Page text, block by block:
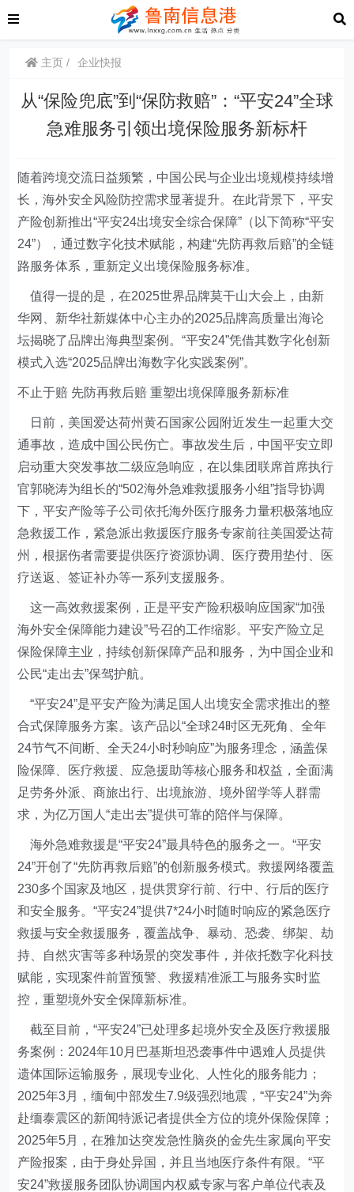
主页 企业快报
从“保险兜底”到“保防救赔”：“平安24”全球
急难服务引领出境保险服务新标杆
随着跨境交流日益频繁，中国公民与企业出境规模持续增
长，海外安全风险防控需求显著提升。在此背景下，平安
产险创新推出“平安24出境安全综合保障”（以下简称“平安
24”），通过数字化技术赋能，构建“先防再救后赔”的全链
路服务体系，重新定义出境保险服务标准。
值得一提的是，在2025世界品牌莫干山大会上，由新
华网、新华社新媒体中心主办的2025品牌高质量出海论
坛揭晓了品牌出海典型案例。“平安24”凭借其数字化创新
模式入选“2025品牌出海数字化实践案例”。
不止于赔 先防再救后赔 重塑出境保障服务新标准
日前，美国爱达荷州黄石国家公园附近发生一起重大交
通事故，造成中国公民伤亡。事故发生后，中国平安立即
启动重大突发事故二级应急响应，在以集团联席首席执行
官郭晓涛为组长的“502海外急难救援服务小组”指导协调
下，平安产险等子公司依托海外医疗服务力量积极落地应
急救援工作，紧急派出救援医疗服务专家前往美国爱达荷
州，根据伤者需要提供医疗资源协调、医疗费用垫付、医
疗送返、签证补办等一系列支援服务。
这一高效救援案例，正是平安产险积极响应国家“加强
海外安全保障能力建设”号召的工作缩影。平安产险立足
保险保障主业，持续创新保障产品和服务，为中国企业和
公民“走出去”保驾护航。
“平安24”是平安产险为满足国人出境安全需求推出的整
合式保障服务方案。该产品以“全球24时区无死角、全年
24节气不间断、全天24小时秒响应”为服务理念，涵盖保
险保障、医疗救援、应急援助等核心服务和权益，全面满
足劳务外派、商旅出行、出境旅游、境外留学等人群需
求，为亿万国人“走出去”提供可靠的陪伴与保障。
海外急难救援是“平安24”最具特色的服务之一。“平安
24”开创了“先防再救后赔”的创新服务模式。救援网络覆盖
230多个国家及地区，提供贯穿行前、行中、行后的医疗
和安全服务。“平安24”提供7*24小时随时响应的紧急医疗
救援与安全救援服务，覆盖战争、暴动、恐袭、绑架、劫
持、自然灾害等多种场景的突发事件，并依托数字化科技
赋能，实现案件前置预警、救援精准派工与服务实时监
控，重塑境外安全保障新标准。
截至目前，“平安24”已处理多起境外安全及医疗救援服
务案例：2024年10月巴基斯坦恐袭事件中遇难人员提供
遗体国际运输服务，展现专业化、人性化的服务能力；
2025年3月，缅甸中部发生7.9级强烈地震，“平安24”为奔
赴缅泰震区的新闻特派记者提供全方位的境外保险保障；
2025年5月，在雅加达突发急性脑炎的金先生家属向平安
产险报案，由于身处异国，并且当地医疗条件有限。“平
安24”救援服务团队协调国内权威专家与客户单位代表及